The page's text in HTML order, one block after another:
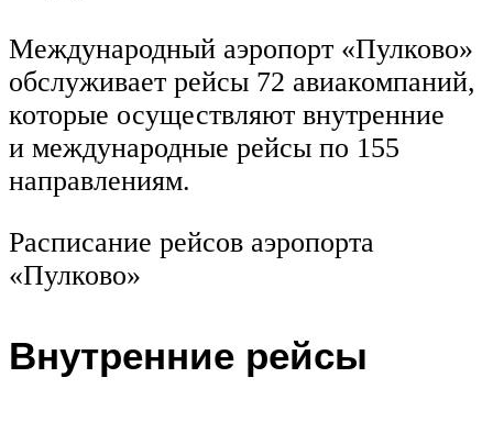
Международный аэропорт «Пулково»
обслуживает рейсы 72 авиакомпаний,
которые осуществляют внутренние
и международные рейсы по 155
направлениям.
Расписание рейсов аэропорта
«Пулково»
Внутренние рейсы